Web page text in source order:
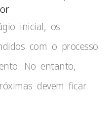
inicial, os
com o processo
No entanto,
devem ficar